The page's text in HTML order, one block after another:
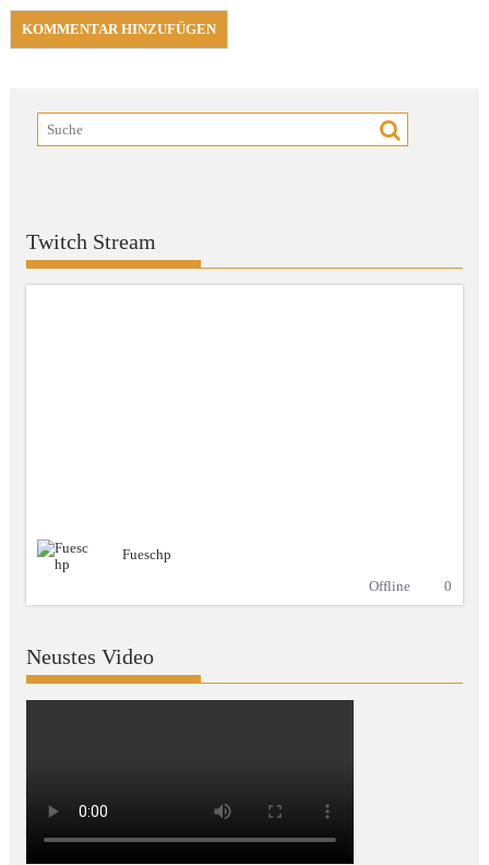
Twitch Stream
Fueschp
Offline
0
Neustes Video